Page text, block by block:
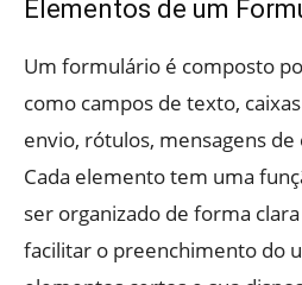
Elementos de um
Um formulário é composto
como campos de texto,
envio, rótulos, mensagens
Cada elemento tem uma
ser organizado de forma
facilitar o preenchimento do